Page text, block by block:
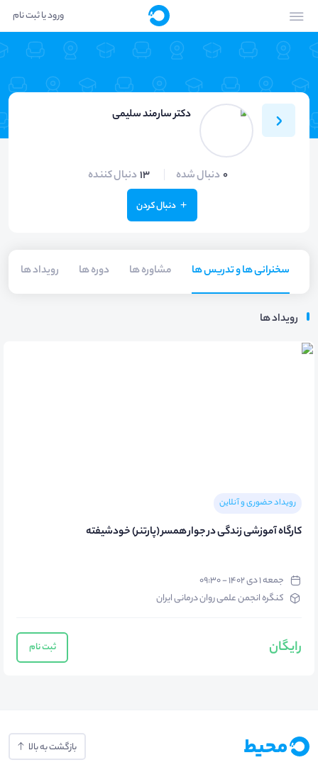
ورود یا ثبت نام
دکتر سارمند سلیمی
0 دنبال شده 13 دنبال کننده
دنبال کردن
سخنرانی ها و تدریس ها مشاوره ها دوره ها رویداد ها
رویداد ها
رویداد حضوری و آنلاین
کارگاه آموزشی زندگی در جوار همسر (پارتنر) خودشیفته
جمعه ۱ دی ۱۴۰۲ - ۰۹:۳۰
کنگره انجمن علمی روان درمانی ایران
رایگان ثبت نام
بازگشت به بالا